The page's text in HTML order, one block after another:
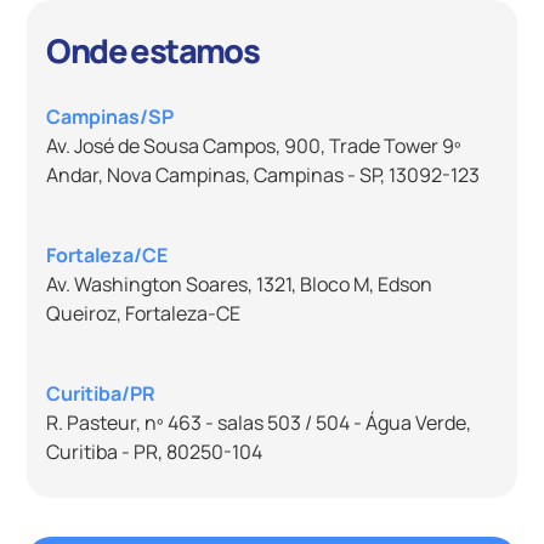
Onde estamos
Campinas/SP
Av. José de Sousa Campos, 900, Trade Tower 9º
Andar, Nova Campinas, Campinas - SP, 13092-123
Fortaleza/CE
Av. Washington Soares, 1321, Bloco M, Edson
Queiroz, Fortaleza-CE
Curitiba/PR
R. Pasteur, nº 463 - salas 503 / 504 - Água Verde,
Curitiba - PR, 80250-104